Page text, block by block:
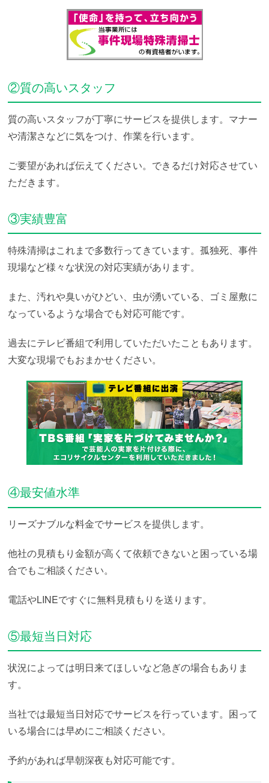
②質の高いスタッフ
質の高いスタッフが丁寧にサービスを提供します。マナー
や清潔さなどに気をつけ、作業を行います。
ご要望があれば伝えてください。できるだけ対応させてい
ただきます。
③実績豊富
特殊清掃はこれまで多数行ってきています。孤独死、事件
現場など様々な状況の対応実績があります。
また、汚れや臭いがひどい、虫が湧いている、ゴミ屋敷に
なっているような場合でも対応可能です。
過去にテレビ番組で利用していただいたこともあります。
大変な現場でもおまかせください。
④最安値水準
リーズナブルな料金でサービスを提供します。
他社の見積もり金額が高くて依頼できないと困っている場
合でもご相談ください。
電話やLINEですぐに無料見積もりを送ります。
⑤最短当日対応
状況によっては明日来てほしいなど急ぎの場合もありま
す。
当社では最短当日対応でサービスを行っています。困って
いる場合には早めにご相談ください。
予約があれば早朝深夜も対応可能です。